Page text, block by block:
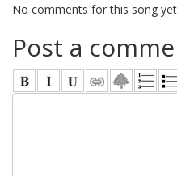
No comments for this song
Post a